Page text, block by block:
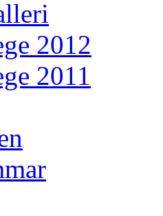
2012
2011